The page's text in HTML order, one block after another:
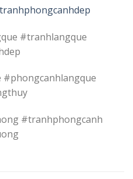
#tranhlangque
#tranhphongcanh